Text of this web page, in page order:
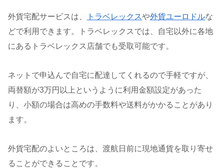
外貨宅配サービスは、 トラベレックスや外貨ユーロドルな
どで利用できます。トラベレックスでは、自宅以外に各地
にあるトラベレックス店舗でも受取可能です。
ネットで申込んで自宅に配達してくれるので手軽ですが、
両替額が3万円以上というように利用金額設定があった
り、小額の場合は高めの手数料や送料がかかることがあり
ます。
外貨宅配のよいところは、渡航日前に現地通貨を取り寄せ
ることができることです。